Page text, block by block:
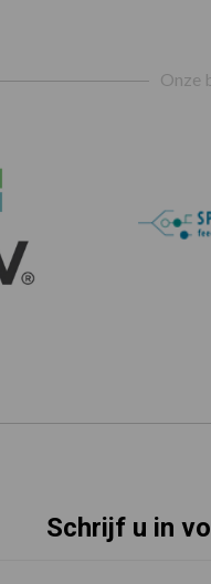
Onze
Schrijf u in